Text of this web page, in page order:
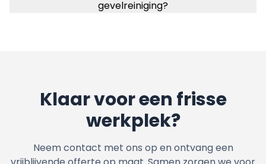
gevelreiniging?
Klaar voor een frisse
werkplek?
Neem contact met ons op en ontvang een